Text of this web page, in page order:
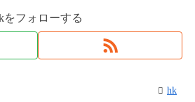
をフォローする
hk